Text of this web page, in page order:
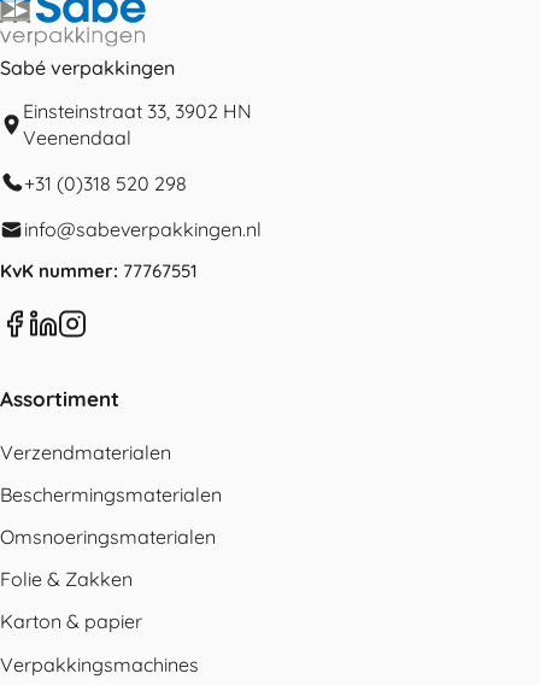
Sabé verpakkingen
Einsteinstraat 33, 3902 HN
Veenendaal
+31 (0)318 520 298
info@sabeverpakkingen.nl
KvK nummer: 77767551
Assortiment
Verzendmaterialen
Beschermingsmaterialen
Omsnoeringsmaterialen
Folie & Zakken
Karton & papier
Verpakkingsmachines